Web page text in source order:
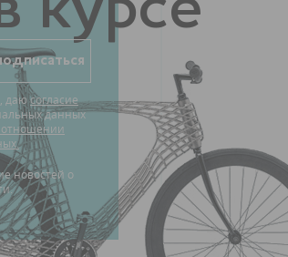
даюсогласие
данных